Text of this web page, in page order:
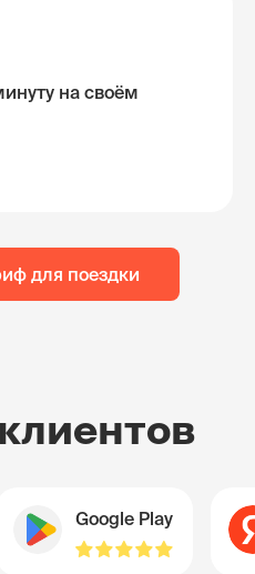
на своём
для поездки
Google Play